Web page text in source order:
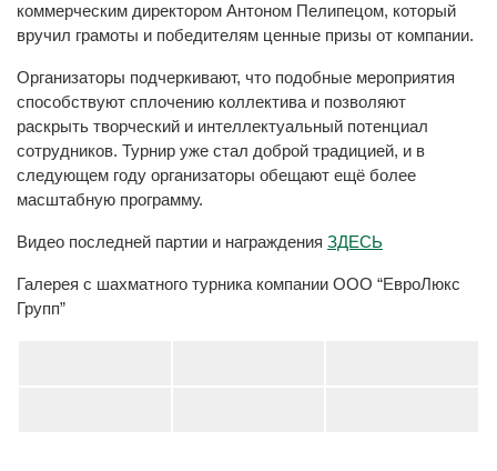
коммерческим директором Антоном Пелипецом, который
вручил грамоты и победителям ценные призы от компании.
Организаторы подчеркивают, что подобные мероприятия
способствуют сплочению коллектива и позволяют
раскрыть творческий и интеллектуальный потенциал
сотрудников. Турнир уже стал доброй традицией, и в
следующем году организаторы обещают ещё более
масштабную программу.
Видео последней партии и награждения ЗДЕСЬ
Галерея с шахматного турника компании ООО “ЕвроЛюкс
Групп”